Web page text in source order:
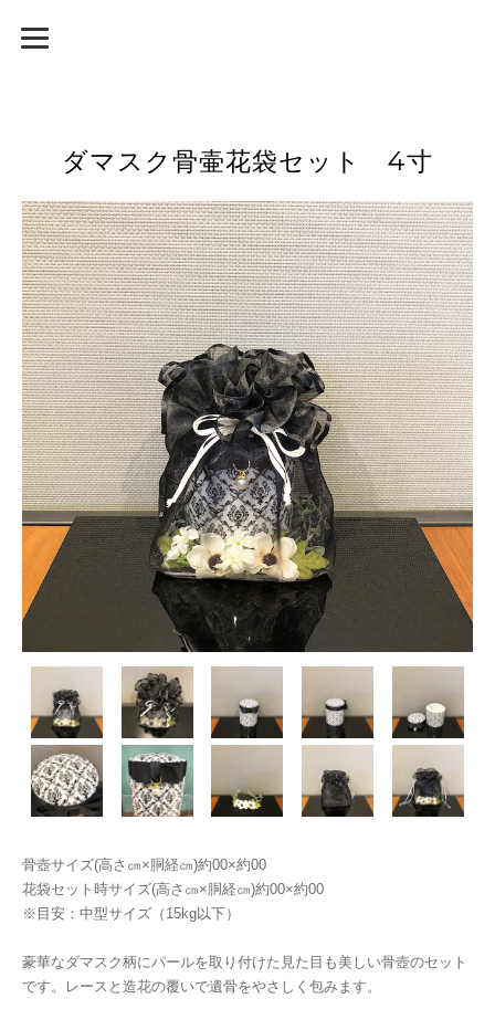
ダマスク骨壷花袋セット 4寸
骨壺サイズ(高さ㎝×胴経㎝)約00×約00
花袋セット時サイズ(高さ㎝×胴経㎝)約00×約00
※目安：中型サイズ（15kg以下）
豪華なダマスク柄にパールを取り付けた見た目も美しい骨壺のセット
です。レースと造花の覆いで遺骨をやさしく包みます。